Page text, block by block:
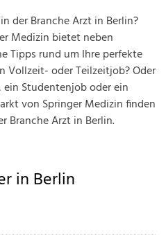
der Branche Arzt in Berlin?
Medizin bietet neben
Tipps rund um Ihre perfekte
Vollzeit- oder Teilzeitjob? Oder
Studentenjob oder ein
von Springer Medizin finden
Branche Arzt in Berlin.
in Berlin